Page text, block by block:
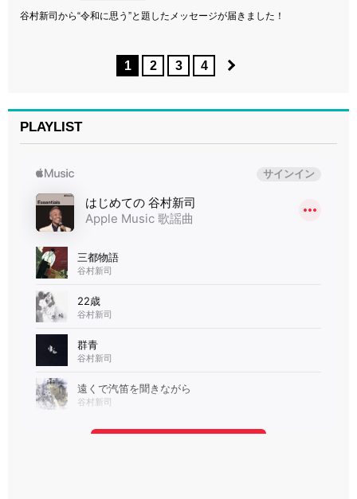
谷村新司から“令和に思う”と題したメッセージが届きました！
1 2 3 4
PLAYLIST